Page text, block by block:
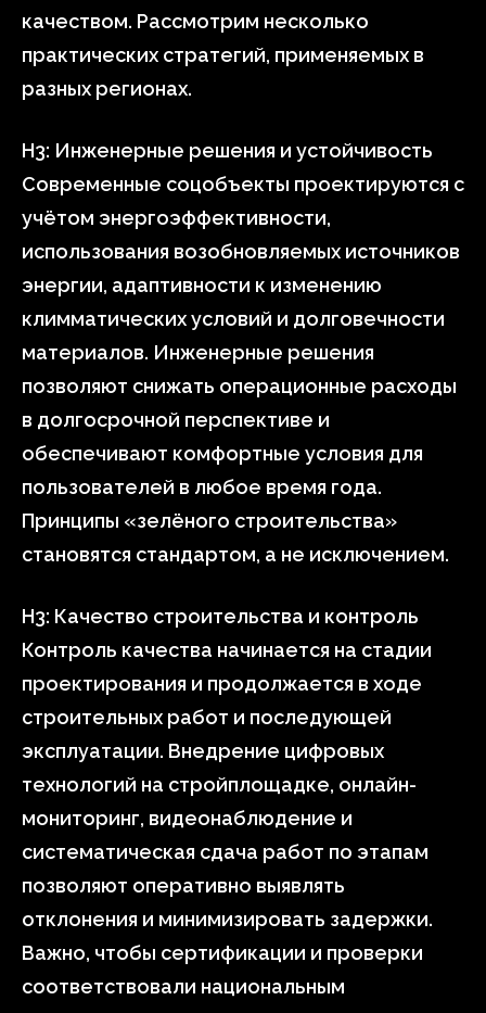
качеством. Рассмотрим несколько
практических стратегий, применяемых в
разных регионах.
H3: Инженерные решения и устойчивость
Современные соцобъекты проектируются с
учётом энергоэффективности,
использования возобновляемых источников
энергии, адаптивности к изменению
климматических условий и долговечности
материалов. Инженерные решения
позволяют снижать операционные расходы
в долгосрочной перспективе и
обеспечивают комфортные условия для
пользователей в любое время года.
Принципы «зелёного строительства»
становятся стандартом, а не исключением.
H3: Качество строительства и контроль
Контроль качества начинается на стадии
проектирования и продолжается в ходе
строительных работ и последующей
эксплуатации. Внедрение цифровых
технологий на стройплощадке, онлайн-
мониторинг, видеонаблюдение и
систематическая сдача работ по этапам
позволяют оперативно выявлять
отклонения и минимизировать задержки.
Важно, чтобы сертификации и проверки
соответствовали национальным